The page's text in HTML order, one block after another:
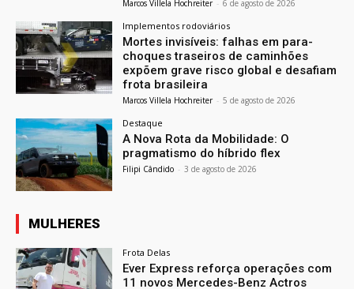
Marcos Villela Hochreiter - 6 de agosto de 2026
Implementos rodoviários
Mortes invisíveis: falhas em para-
choques traseiros de caminhões
expõem grave risco global e desafiam
frota brasileira
Marcos Villela Hochreiter - 5 de agosto de 2026
Destaque
A Nova Rota da Mobilidade: O
pragmatismo do híbrido flex
Filipi Cândido - 3 de agosto de 2026
MULHERES
Frota Delas
Ever Express reforça operações com
11 novos Mercedes-Benz Actros